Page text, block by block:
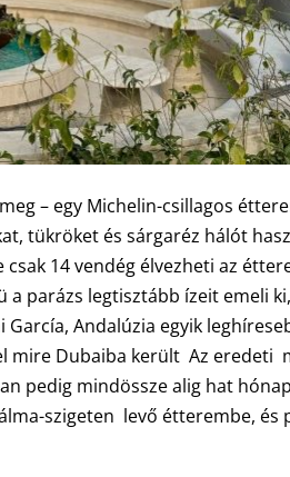
– egy Michelin-csillagos
tükröket és sárgaréz hálót
14 vendég élvezheti az
parázs legtisztább ízeit emeli
Andalúzia egyik
mire Dubaiba került Az eredeti
pedig mindössze alig hat
szigeten levő étterembe, és